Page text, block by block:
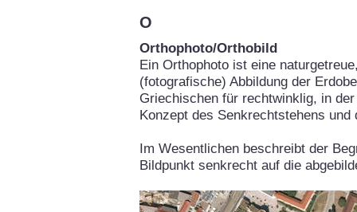
O
Orthophoto/Orthobild
Ein Orthophoto ist eine
(fotografische) Abbildung der
Griechischen für rechtwinklig, in
Konzept des Senkrechtstehens
Im Wesentlichen beschreibt der
Bildpunkt senkrecht auf die